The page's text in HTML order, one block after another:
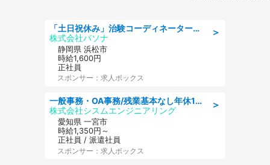
＞
「土日祝休み」治験コーディネーターのお仕事/未経験OK
株式会社パソナ
静岡県 浜松市
時給1,600円
正社員
スポンサー：求人ボックス
＞
一般事務・OA事務/残業基本なし年休130日社保完備の一般・調達事務
株式会社シスムエンジニアリング
愛知県 一宮市
時給1,350円～
正社員 / 派遣社員
スポンサー：求人ボックス